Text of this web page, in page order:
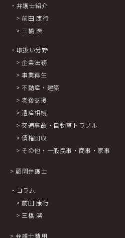
・弁護士紹介
> 前田 康行
> 三橋 潔
・取扱い分野
> 企業法務
> 事業再生
> 不動産・建築
> 老後支援
> 遺産相続
> 交通事故・自動車トラブル
> 債権回収
> その他・一般民事・商事・家事
> 顧問弁護士
・コラム
> 前田 康行
> 三橋 潔
> 弁護士費用